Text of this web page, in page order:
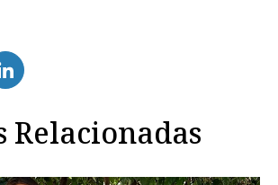
Relacionadas